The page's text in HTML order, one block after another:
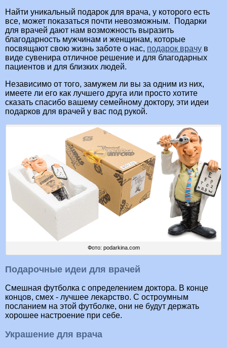
Найти уникальный подарок для врача, у которого есть
все, может показаться почти невозможным. Подарки
для врачей дают нам возможность выразить
благодарность мужчинам и женщинам, которые
посвящают свою жизнь заботе о нас, подарок врачу в
виде сувенира отличное решение и для благодарных
пациентов и для близких людей.
Независимо от того, замужем ли вы за одним из них,
имеете ли его как лучшего друга или просто хотите
сказать спасибо вашему семейному доктору, эти идеи
подарков для врачей у вас под рукой.
Фото: podarkina.com
Подарочные идеи для врачей
Смешная футболка с определением доктора. В конце
концов, смех - лучшее лекарство. С остроумным
посланием на этой футболке, они не будут держать
хорошее настроение при себе.
Украшение для врача